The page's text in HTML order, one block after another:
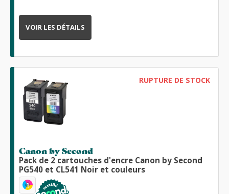
VOIR LES DÉTAILS
RUPTURE DE STOCK
Canon by Second
Pack de 2 cartouches d'encre Canon by Second
PG540 et CL541 Noir et couleurs
1